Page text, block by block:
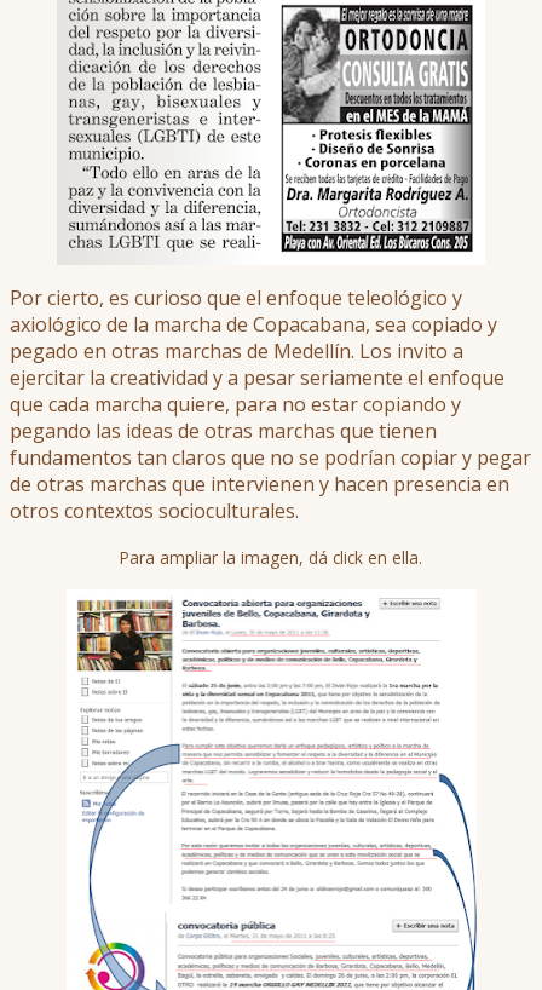
Por cierto, es curioso que el enfoque teleológico y
axiológico de la marcha de Copacabana, sea copiado y
pegado en otras marchas de Medellín. Los invito a
ejercitar la creatividad y a pesar seriamente el enfoque
que cada marcha quiere, para no estar copiando y
pegando las ideas de otras marchas que tienen
fundamentos tan claros que no se podrían copiar y pegar
de otras marchas que intervienen y hacen presencia en
otros contextos socioculturales.
Para ampliar la imagen, dá click en ella.